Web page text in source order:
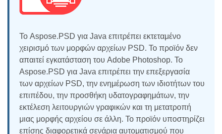
Το Aspose.PSD για Java επιτρέπει εκτεταμένο
χειρισμό των μορφών αρχείων PSD. Το προϊόν δεν
απαιτεί εγκατάσταση του Adobe Photoshop. Το
Aspose.PSD για Java επιτρέπει την επεξεργασία
των αρχείων PSD, την ενημέρωση των ιδιοτήτων του
επιπέδου, την προσθήκη υδατογραφημάτων, την
εκτέλεση λειτουργιών γραφικών και τη μετατροπή
μιας μορφής αρχείου σε άλλη. Το προϊόν υποστηρίζει
επίσης διαφορετικά σενάρια αυτοματισμού που